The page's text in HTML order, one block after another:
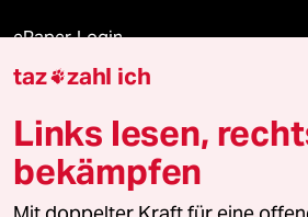
ePaper Login
Downloads für Abonnierende
© 2026 taz Verlags und Vertriebs
Alle Rechte vorbehalten. Bei rechtlichen
taz zahl ich
Links lesen,
bekämpfen